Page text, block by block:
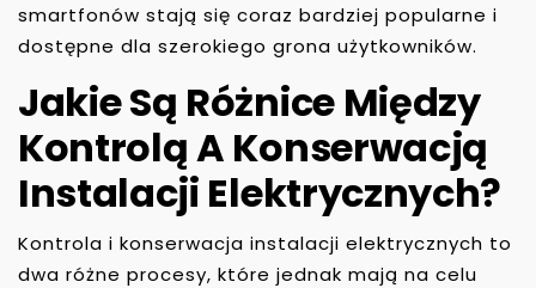
smartfonów stają się coraz bardziej popularne i
dostępne dla szerokiego grona użytkowników.
Jakie Są Różnice Między
Kontrolą A Konserwacją
Instalacji Elektrycznych?
Kontrola i konserwacja instalacji elektrycznych to
dwa różne procesy, które jednak mają na celu